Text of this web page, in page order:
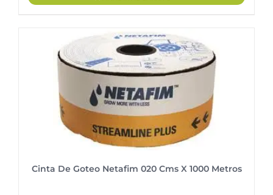
Cinta De Goteo Netafim 020 Cms X 1000 Metros